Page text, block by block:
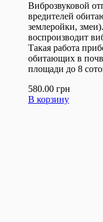
Виброзвуковой
вредителей
землеройки,
воспроизводит
Такая работа
обитающих в
площади до 8
580.00 грн
В корзину